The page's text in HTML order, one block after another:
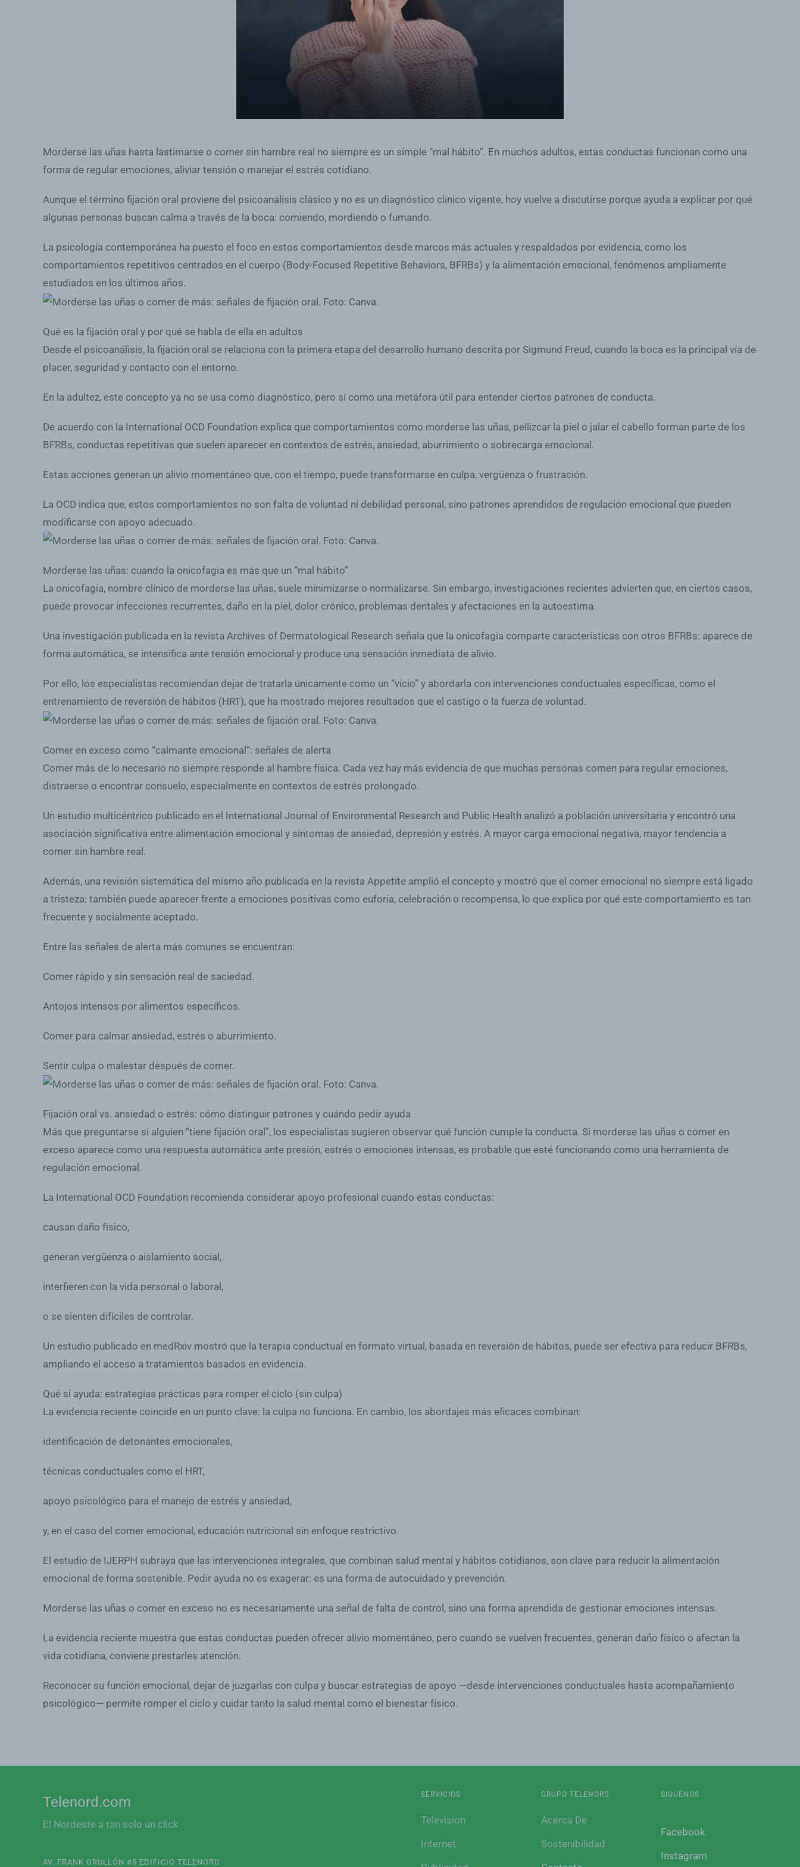
Morderse las uñas hasta lastimarse o comer sin hambre real no siempre es un simple “mal hábito”. En muchos adultos, estas conductas funcionan como una
forma de regular emociones, aliviar tensión o manejar el estrés cotidiano.
Aunque el término fijación oral proviene del psicoanálisis clásico y no es un diagnóstico clínico vigente, hoy vuelve a discutirse porque ayuda a explicar por qué
algunas personas buscan calma a través de la boca: comiendo, mordiendo o fumando.
La psicología contemporánea ha puesto el foco en estos comportamientos desde marcos más actuales y respaldados por evidencia, como los
comportamientos repetitivos centrados en el cuerpo (Body-Focused Repetitive Behaviors, BFRBs) y la alimentación emocional, fenómenos ampliamente
estudiados en los últimos años.
Qué es la fijación oral y por qué se habla de ella en adultos
Desde el psicoanálisis, la fijación oral se relaciona con la primera etapa del desarrollo humano descrita por Sigmund Freud, cuando la boca es la principal vía de
placer, seguridad y contacto con el entorno.
En la adultez, este concepto ya no se usa como diagnóstico, pero sí como una metáfora útil para entender ciertos patrones de conducta.
De acuerdo con la International OCD Foundation explica que comportamientos como morderse las uñas, pellizcar la piel o jalar el cabello forman parte de los
BFRBs, conductas repetitivas que suelen aparecer en contextos de estrés, ansiedad, aburrimiento o sobrecarga emocional.
Estas acciones generan un alivio momentáneo que, con el tiempo, puede transformarse en culpa, vergüenza o frustración.
La OCD indica que, estos comportamientos no son falta de voluntad ni debilidad personal, sino patrones aprendidos de regulación emocional que pueden
modificarse con apoyo adecuado.
Morderse las uñas: cuando la onicofagia es más que un “mal hábito”
La onicofagia, nombre clínico de morderse las uñas, suele minimizarse o normalizarse. Sin embargo, investigaciones recientes advierten que, en ciertos casos,
puede provocar infecciones recurrentes, daño en la piel, dolor crónico, problemas dentales y afectaciones en la autoestima.
Una investigación publicada en la revista Archives of Dermatological Research señala que la onicofagia comparte características con otros BFRBs: aparece de
forma automática, se intensifica ante tensión emocional y produce una sensación inmediata de alivio.
Por ello, los especialistas recomiendan dejar de tratarla únicamente como un “vicio” y abordarla con intervenciones conductuales específicas, como el
entrenamiento de reversión de hábitos (HRT), que ha mostrado mejores resultados que el castigo o la fuerza de voluntad.
Comer en exceso como “calmante emocional”: señales de alerta
Comer más de lo necesario no siempre responde al hambre física. Cada vez hay más evidencia de que muchas personas comen para regular emociones,
distraerse o encontrar consuelo, especialmente en contextos de estrés prolongado.
Un estudio multicéntrico publicado en el International Journal of Environmental Research and Public Health analizó a población universitaria y encontró una
asociación significativa entre alimentación emocional y síntomas de ansiedad, depresión y estrés. A mayor carga emocional negativa, mayor tendencia a
comer sin hambre real.
Además, una revisión sistemática del mismo año publicada en la revista Appetite amplió el concepto y mostró que el comer emocional no siempre está ligado
a tristeza: también puede aparecer frente a emociones positivas como euforia, celebración o recompensa, lo que explica por qué este comportamiento es tan
frecuente y socialmente aceptado.
Entre las señales de alerta más comunes se encuentran:
Comer rápido y sin sensación real de saciedad.
Antojos intensos por alimentos específicos.
Comer para calmar ansiedad, estrés o aburrimiento.
Sentir culpa o malestar después de comer.
Fijación oral vs. ansiedad o estrés: cómo distinguir patrones y cuándo pedir ayuda
Más que preguntarse si alguien “tiene fijación oral”, los especialistas sugieren observar qué función cumple la conducta. Si morderse las uñas o comer en
exceso aparece como una respuesta automática ante presión, estrés o emociones intensas, es probable que esté funcionando como una herramienta de
regulación emocional.
La International OCD Foundation recomienda considerar apoyo profesional cuando estas conductas:
causan daño físico,
generan vergüenza o aislamiento social,
interfieren con la vida personal o laboral,
o se sienten difíciles de controlar.
Un estudio publicado en medRxiv mostró que la terapia conductual en formato virtual, basada en reversión de hábitos, puede ser efectiva para reducir BFRBs,
ampliando el acceso a tratamientos basados en evidencia.
Qué sí ayuda: estrategias prácticas para romper el ciclo (sin culpa)
La evidencia reciente coincide en un punto clave: la culpa no funciona. En cambio, los abordajes más eficaces combinan:
identificación de detonantes emocionales,
técnicas conductuales como el HRT,
apoyo psicológico para el manejo de estrés y ansiedad,
y, en el caso del comer emocional, educación nutricional sin enfoque restrictivo.
El estudio de IJERPH subraya que las intervenciones integrales, que combinan salud mental y hábitos cotidianos, son clave para reducir la alimentación
emocional de forma sostenible. Pedir ayuda no es exagerar: es una forma de autocuidado y prevención.
Morderse las uñas o comer en exceso no es necesariamente una señal de falta de control, sino una forma aprendida de gestionar emociones intensas.
La evidencia reciente muestra que estas conductas pueden ofrecer alivio momentáneo, pero cuando se vuelven frecuentes, generan daño físico o afectan la
vida cotidiana, conviene prestarles atención.
Reconocer su función emocional, dejar de juzgarlas con culpa y buscar estrategias de apoyo —desde intervenciones conductuales hasta acompañamiento
psicológico— permite romper el ciclo y cuidar tanto la salud mental como el bienestar físico.
Telenord.com
El Nordeste a tan solo un click
AV. FRANK GRULLÓN #5 EDIFICIO TELENORD
SERVICIOS
Television
Internet
GRUPO TELENORD
Acerca De
Sostenibilidad
SIGUENOS
Facebook
Instagram